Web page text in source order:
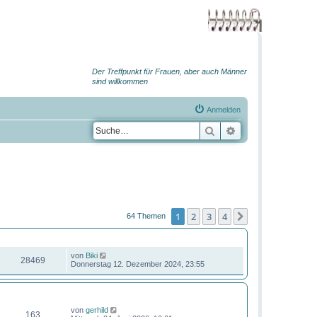
Der Treffpunkt für Frauen, aber auch Männer
sind willkommen
Anmelden
Suche
64 Themen 1 2 3 4
28469 von Biki
Donnerstag 12. Dezember 2024, 23:55
163 von gerhild